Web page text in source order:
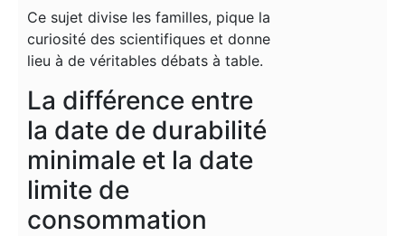
Ce sujet divise les familles, pique la
curiosité des scientifiques et donne
lieu à de véritables débats à table.
La différence entre
la date de durabilité
minimale et la date
limite de
consommation